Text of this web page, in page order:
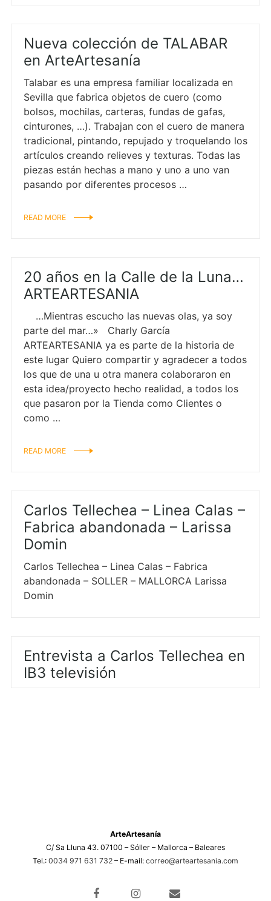
Nueva colección de TALABAR
en ArteArtesanía
Talabar es una empresa familiar localizada en
Sevilla que fabrica objetos de cuero (como
bolsos, mochilas, carteras, fundas de gafas,
cinturones, …). Trabajan con el cuero de manera
tradicional, pintando, repujado y troquelando los
artículos creando relieves y texturas. Todas las
piezas están hechas a mano y uno a uno van
pasando por diferentes procesos …
READ MORE
20 años en la Calle de la Luna…
ARTEARTESANIA
…Mientras escucho las nuevas olas, ya soy
parte del mar…» Charly García
ARTEARTESANIA ya es parte de la historia de
este lugar Quiero compartir y agradecer a todos
los que de una u otra manera colaboraron en
esta idea/proyecto hecho realidad, a todos los
que pasaron por la Tienda como Clientes o
como …
READ MORE
Carlos Tellechea – Linea Calas –
Fabrica abandonada – Larissa
Domin
Carlos Tellechea – Linea Calas – Fabrica
abandonada – SOLLER – MALLORCA Larissa
Domin
Entrevista a Carlos Tellechea en
IB3 televisión
ArteArtesanía
C/ Sa Lluna 43. 07100 – Sóller – Mallorca – Baleares
Tel.: 0034 971 631 732 – E-mail: correo@arteartesania.com